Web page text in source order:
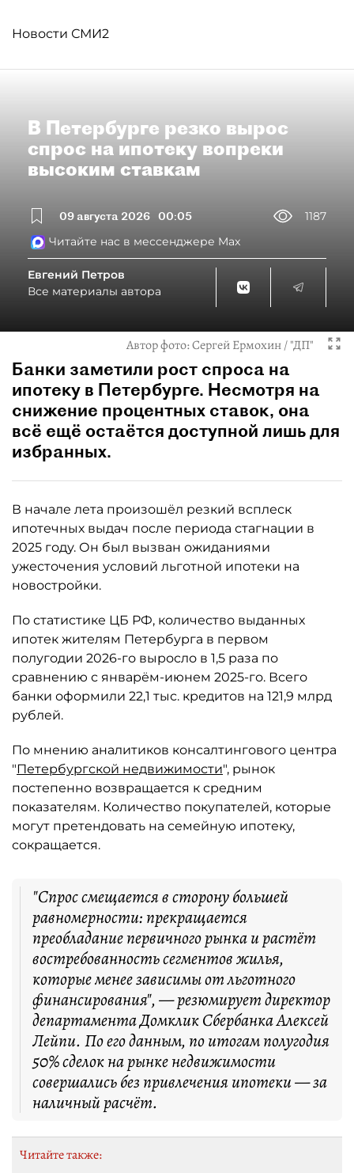
Новости СМИ2
В Петербурге резко вырос
спрос на ипотеку вопреки
высоким ставкам
09 августа 2026 00:05
1187
Читайте нас в мессенджере Max
Евгений Петров
Все материалы автора
Автор фото:Сергей Ермохин / "ДП"
Банки заметили рост спроса на
ипотеку в Петербурге. Несмотря на
снижение процентных ставок, она
всё ещё остаётся доступной лишь для
избранных.
В начале лета произошёл резкий всплеск
ипотечных выдач после периода стагнации в
2025 году. Он был вызван ожиданиями
ужесточения условий льготной ипотеки на
новостройки.
По статистике ЦБ РФ, количество выданных
ипотек жителям Петербурга в первом
полугодии 2026-го выросло в 1,5 раза по
сравнению с январём-июнем 2025-го. Всего
банки оформили 22,1 тыс. кредитов на 121,9 млрд
рублей.
По мнению аналитиков консалтингового центра
"Петербургской недвижимости", рынок
постепенно возвращается к средним
показателям. Количество покупателей, которые
могут претендовать на семейную ипотеку,
сокращается.
"Спрос смещается в сторону большей
равномерности: прекращается
преобладание первичного рынка и растёт
востребованность сегментов жилья,
которые менее зависимы от льготного
финансирования", — резюмирует директор
департамента Домклик Сбербанка Алексей
Лейпи. По его данным, по итогам полугодия
50% сделок на рынке недвижимости
совершались без привлечения ипотеки — за
наличный расчёт.
Читайте также: